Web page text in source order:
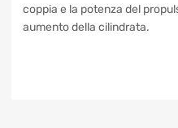
recupera parte dell’energia
per sovralimentare il motore.